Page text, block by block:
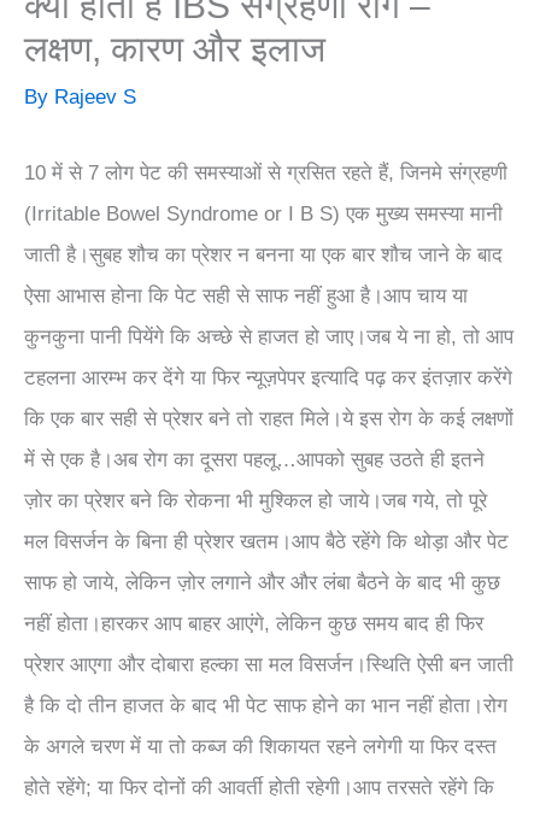
लक्षण, कारण और इलाज
By Rajeev S
10 में से 7 लोग पेट की समस्याओं से ग्रसित रहते हैं, जिनमे संग्रहणी
(Irritable Bowel Syndrome or I B S) एक मुख्य समस्या मानी
जाती है।सुबह शौच का प्रेशर न बनना या एक बार शौच जाने के बाद
ऐसा आभास होना कि पेट सही से साफ नहीं हुआ है।आप चाय या
कुनकुना पानी पियेंगे कि अच्छे से हाजत हो जाए।जब ये ना हो, तो आप
टहलना आरम्भ कर देंगे या फिर न्यूज़पेपर इत्यादि पढ़ कर इंतज़ार करेंगे
कि एक बार सही से प्रेशर बने तो राहत मिले।ये इस रोग के कई लक्षणों
में से एक है।अब रोग का दूसरा पहलू…आपको सुबह उठते ही इतने
ज़ोर का प्रेशर बने कि रोकना भी मुश्किल हो जाये।जब गये, तो पूरे
मल विसर्जन के बिना ही प्रेशर खतम।आप बैठे रहेंगे कि थोड़ा और पेट
साफ हो जाये, लेकिन ज़ोर लगाने और और लंबा बैठने के बाद भी कुछ
नहीं होता।हारकर आप बाहर आएंगे, लेकिन कुछ समय बाद ही फिर
प्रेशर आएगा और दोबारा हल्का सा मल विसर्जन।स्थिति ऐसी बन जाती
है कि दो तीन हाजत के बाद भी पेट साफ होने का भान नहीं होता।रोग
के अगले चरण में या तो कब्ज की शिकायत रहने लगेगी या फिर दस्त
होते रहेंगे; या फिर दोनों की आवर्ती होती रहेगी।आप तरसते रहेंगे कि